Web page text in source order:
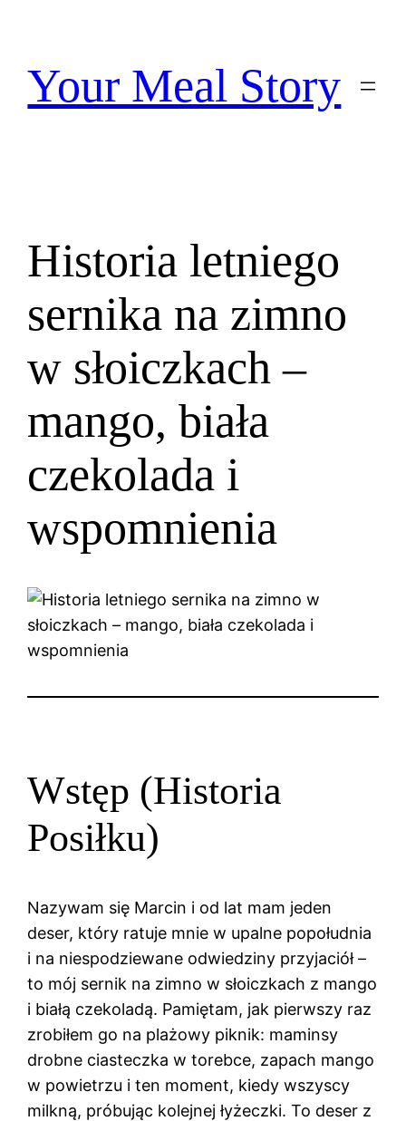
treściYour Meal Story
Historia letniego
sernika na zimno
w słoiczkach –
mango, biała
czekolada i
wspomnienia
Wstęp (Historia
Posiłku)
Nazywam się Marcin i od lat mam jeden
deser, który ratuje mnie w upalne popołudnia
i na niespodziewane odwiedziny przyjaciół –
to mój sernik na zimno w słoiczkach z mango
i białą czekoladą. Pamiętam, jak pierwszy raz
zrobiłem go na plażowy piknik: maminsy
drobne ciasteczka w torebce, zapach mango
w powietrzu i ten moment, kiedy wszyscy
milkną, próbując kolejnej łyżeczki. To deser z